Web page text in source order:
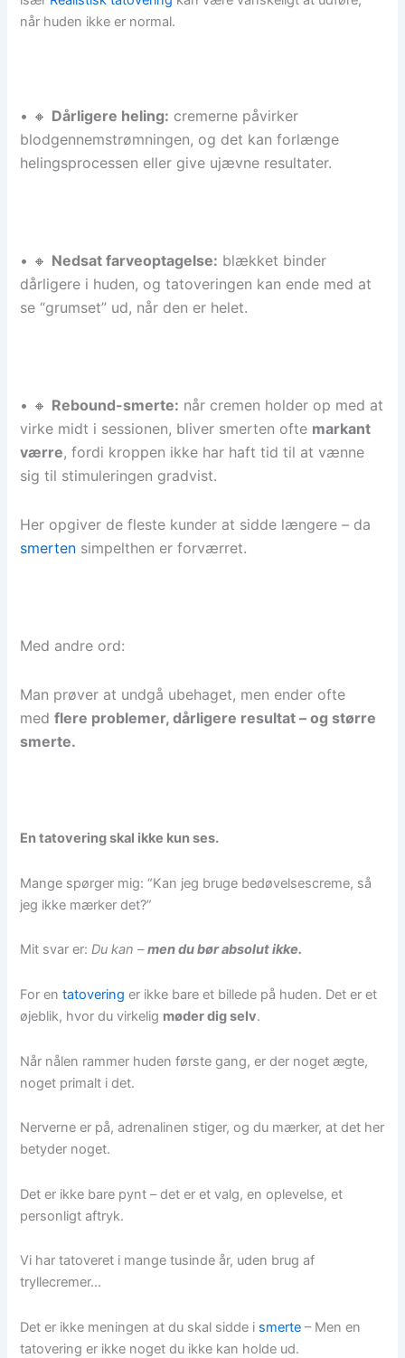
når huden ikke er normal.
• 🔸 Dårligere heling: cremerne påvirker
blodgennemstrømningen, og det kan forlænge
helingsprocessen eller give ujævne resultater.
• 🔸 Nedsat farveoptagelse: blækket binder
dårligere i huden, og tatoveringen kan ende med at
se “grumset” ud, når den er helet.
• 🔸 Rebound-smerte: når cremen holder op med at
virke midt i sessionen, bliver smerten ofte markant
værre, fordi kroppen ikke har haft tid til at vænne
sig til stimuleringen gradvist.
Her opgiver de fleste kunder at sidde længere – da
smerten simpelthen er forværret.
Med andre ord:
Man prøver at undgå ubehaget, men ender ofte
medflere problemer, dårligere resultat – og større
smerte.
En tatovering skal ikke kun ses.
Mange spørger mig: “Kan jeg bruge bedøvelsescreme, så
jeg ikke mærker det?”
Mit svar er:Du kan –men du bør absolut ikke.
For entatovering er ikke bare et billede på huden. Det er et
øjeblik, hvor du virkelig møder dig selv.
Når nålen rammer huden første gang, er der noget ægte,
noget primalt i det.
Nerverne er på, adrenalinen stiger, og du mærker, at det her
betyder noget.
Det er ikke bare pynt – det er et valg, en oplevelse, et
personligt aftryk.
Vi har tatoveret i mange tusinde år, uden brug af
tryllecremer…
Det er ikke meningen at du skal sidde i smerte – Men en
tatovering er ikke noget du ikke kan holde ud.